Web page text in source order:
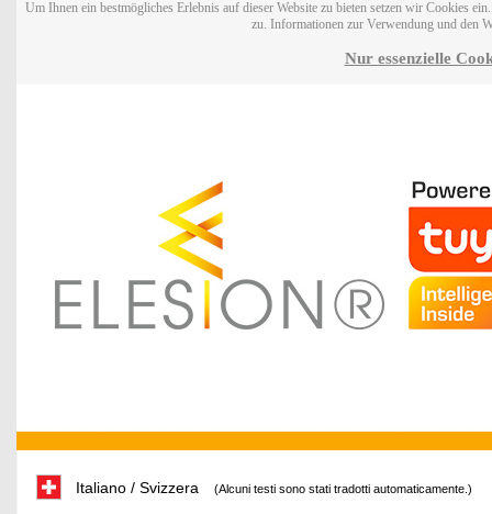
Um Ihnen ein bestmögliches Erlebnis auf dieser Website zu bieten setzen wir Cookies
zu. Informationen zur Verwendung und den
Nur essenzielle
Italiano / Svizzera (Alcuni testi sono stati tradotti automaticamente.)